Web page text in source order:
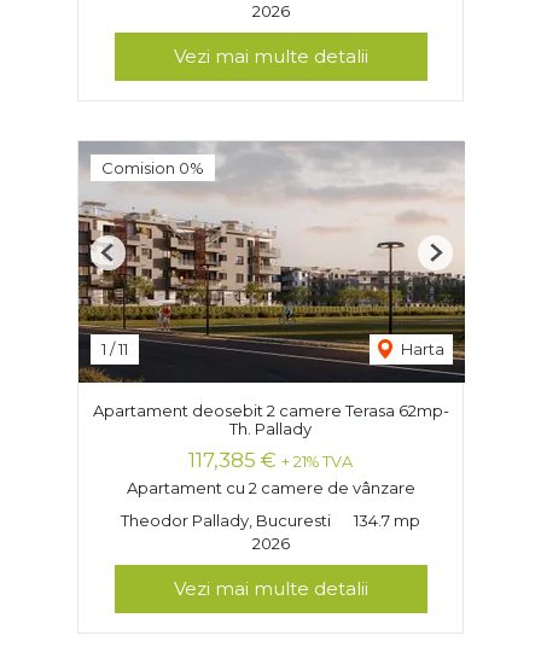
2026
Vezi mai multe detalii
Comision 0%
1 /11 Harta
Previous Next
Apartament deosebit 2 camere Terasa 62mp-
Th. Pallady
117,385 € + 21% TVA
Apartament cu 2 camere de vânzare
Theodor Pallady, Bucuresti
134.7 mp
2026
Vezi mai multe detalii